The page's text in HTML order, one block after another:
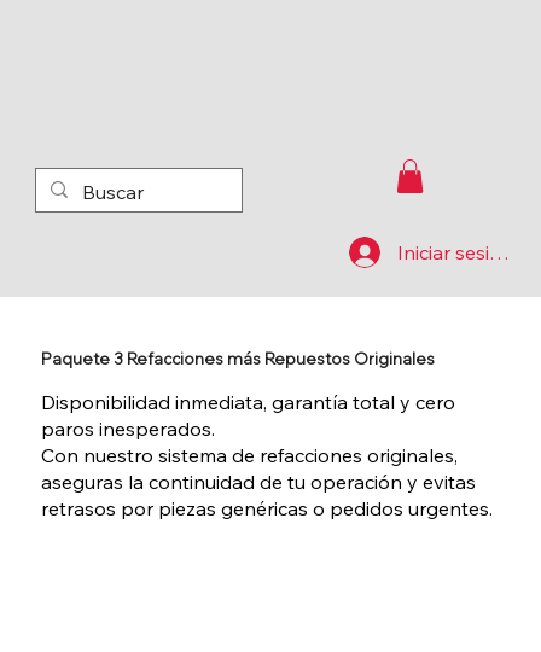
Iniciar sesión
Paquete 3 Refacciones más Repuestos Originales
Disponibilidad inmediata, garantía total y cero
paros inesperados.
Con nuestro sistema de refacciones originales,
aseguras la continuidad de tu operación y evitas
retrasos por piezas genéricas o pedidos urgentes.